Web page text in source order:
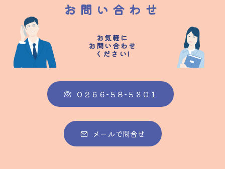
お問い合わせ
お気軽に
お問い合わせ
ください!
０２６６-５８-５３０１
メールで問合せ